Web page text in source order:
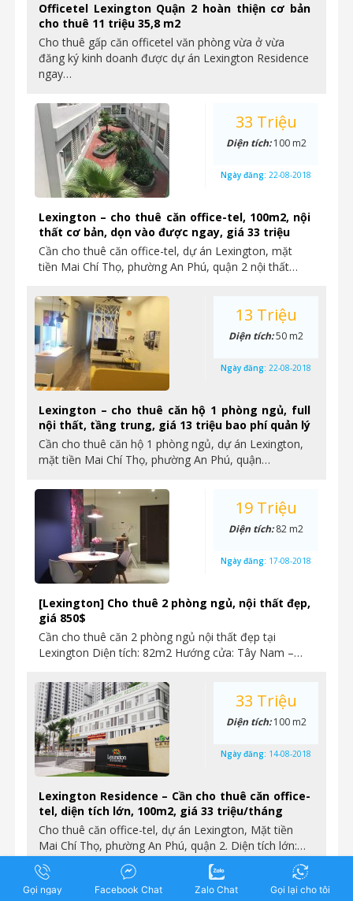
Officetel Lexington Quận 2 hoàn thiện cơ bản
cho thuê 11 triệu 35,8 m2
Cho thuê gấp căn officetel văn phòng vừa ở vừa
đăng ký kinh doanh được dự án Lexington Residence
ngay…
Lexington – cho thuê căn office-tel, 100m2, nội
thất cơ bản, dọn vào được ngay, giá 33 triệu
Cần cho thuê căn office-tel, dự án Lexington, mặt
tiền Mai Chí Thọ, phường An Phú, quận 2 nội thất…
33 Triệu
Diện tích:100 m2
Ngày đăng: 22-08-2018
Lexington – cho thuê căn hộ 1 phòng ngủ, full
nội thất, tầng trung, giá 13 triệu bao phí quản lý
Cần cho thuê căn hộ 1 phòng ngủ, dự án Lexington,
mặt tiền Mai Chí Thọ, phường An Phú, quận…
13 Triệu
Diện tích:50 m2
Ngày đăng: 22-08-2018
[Lexington] Cho thuê 2 phòng ngủ, nội thất đẹp,
giá 850$
Cần cho thuê căn 2 phòng ngủ nội thất đẹp tại
Lexington Diện tích: 82m2 Hướng cửa: Tây Nam –…
19 Triệu
Diện tích:82 m2
Ngày đăng: 17-08-2018
Lexington Residence – Cần cho thuê căn office-
tel, diện tích lớn, 100m2, giá 33 triệu/tháng
Cho thuê căn office-tel, dự án Lexington, Mặt tiền
Mai Chí Thọ, phường An Phú, quận 2. Diện tích lớn:…
33 Triệu
Diện tích:100 m2
Ngày đăng: 14-08-2018
13 Triệu
Gọi ngay Facebook Chat Zalo Chat Gọi lại cho tôi